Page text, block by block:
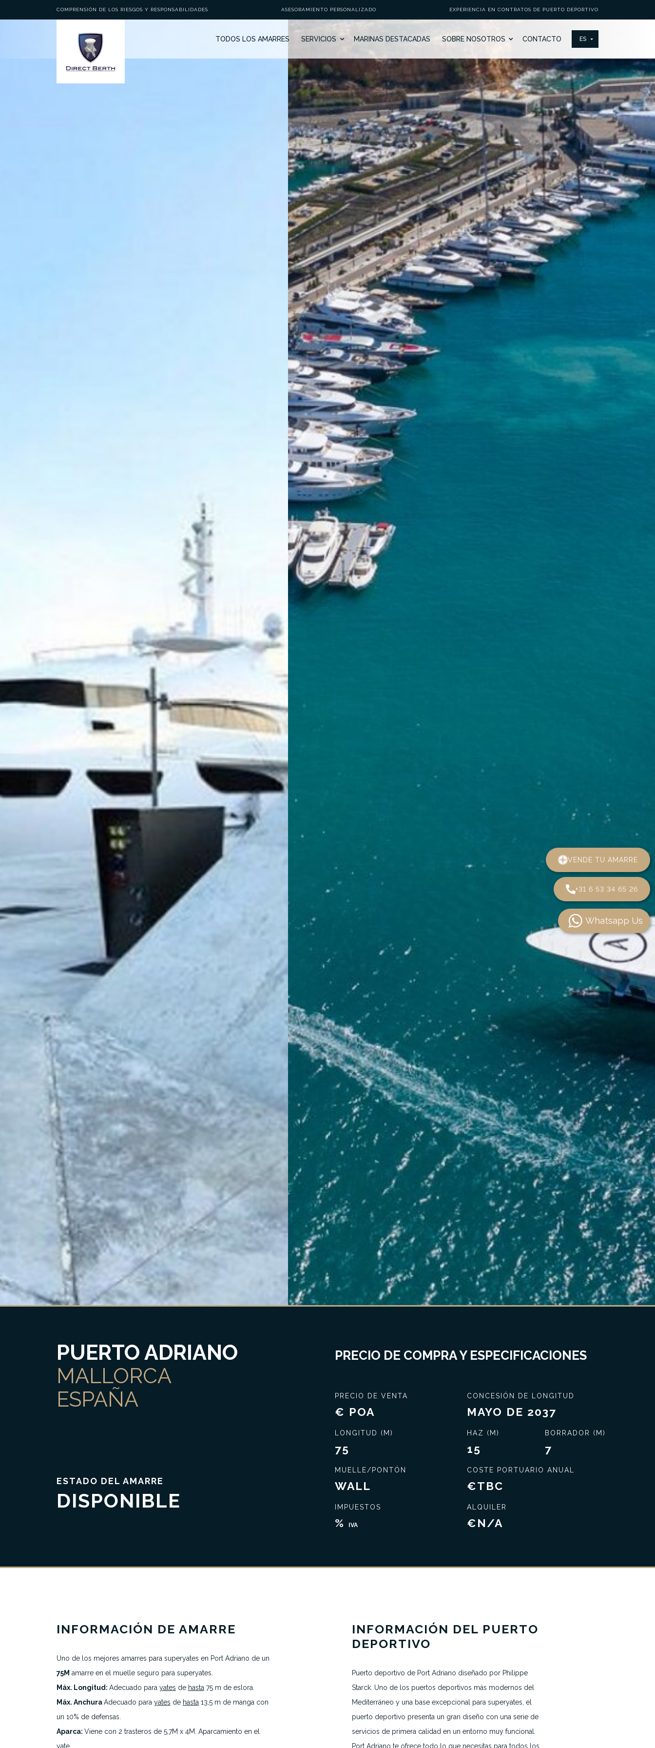
COMPRENSIÓN DE LOS RIESGOS Y RESPONSABILIDADES ASESORAMIENTO PERSONALIZADO EXPERIENCIA EN CONTRATOS DE PUERTO DEPORTIVO
TODOS LOS AMARRES SERVICIOS MARINAS DESTACADAS SOBRE NOSOTROS CONTACTO
PUERTO ADRIANO
MALLORCA
ESPAÑA
ESTADO DEL AMARRE
DISPONIBLE
PRECIO DE COMPRA Y ESPECIFICACIONES
PRECIO DE VENTA
€ POA
LONGITUD (M)
75
MUELLE/PONTÓN
WALL
IMPUESTOS
% IVA
CONCESIÓN DE LONGITUD
MAYO DE 2037
HAZ (M)
15
BORRADOR (M)
7
COSTE PORTUARIO ANUAL
€TBC
ALQUILER
€N/A
INFORMACIÓN DE AMARRE
Uno de los mejores amarres para superyates en Port Adriano de un
75M amarre en el muelle seguro para superyates.
Máx. Longitud: Adecuado para yates de hasta 75 m de eslora.
Máx. AnchuraAdecuado para yates de hasta 13,5 m de manga con
un 10% de defensas.
Aparca: Viene con 2 trasteros de 5,7M x 4M. Aparcamiento en el
yate.
INFORMACIÓN DEL PUERTO
DEPORTIVO
Puerto deportivo de Port Adriano diseñado por Philippe
Starck. Uno de los puertos deportivos más modernos del
Mediterráneo y una base excepcional para superyates, el
puerto deportivo presenta un gran diseño con una serie de
servicios de primera calidad en un entorno muy funcional.
Port Adriano te ofrece todo lo que necesitas para todos los
Confianza & Transparencia Amplio conocimiento Servicio exclusivo
Todos los amarres
Marinas destacadas
Destinos
SOLICITAR UNA CITA
H.VANEGMOND@DIRECTBERTH.COM
Noticias
Contacto
+31 6 53 34 65 26
VENDE TU AMARRE
Whatsapp Us